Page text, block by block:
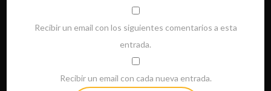
Recibir un email con los siguientes comentarios a esta
entrada.
Recibir un email con cada nueva entrada.